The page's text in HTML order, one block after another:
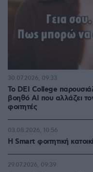
Το DEI College
βοηθό AI που αλλάζει
φοιτητές
30.07.2026, 09:33
Η Smart φοιτητική
03.08.2026, 10:56
29.07.2026, 09:39